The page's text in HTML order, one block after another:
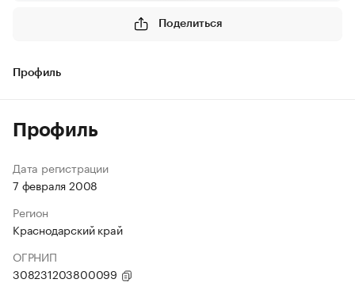
Поделиться
Профиль
Профиль
Дата регистрации
7 февраля 2008
Регион
Краснодарский край
ОГРНИП
308231203800099